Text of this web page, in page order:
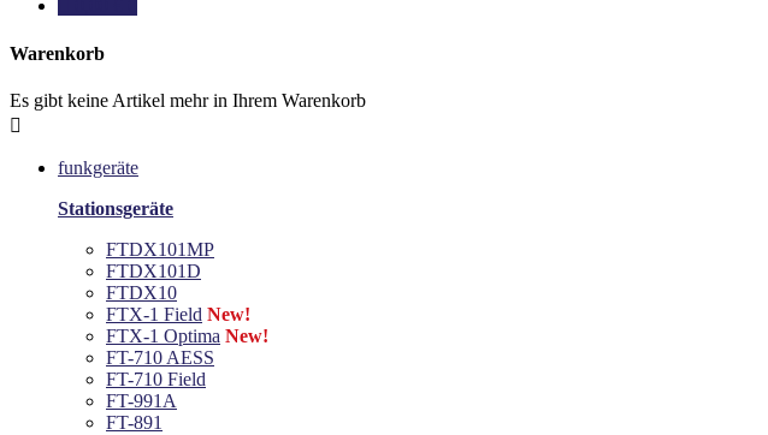
Warenkorb
Es gibt keine Artikel mehr in Ihrem Warenkorb

funkgeräte
Stationsgeräte
FTDX101MP
FTDX101D
FTDX10
FTX-1 Field New!
FTX-1 Optima New!
FT-710 AESS
FT-710 Field
FT-991A
FT-891